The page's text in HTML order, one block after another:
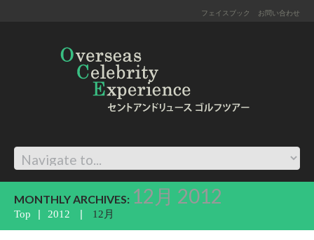
フェイスブック お問い合わせ
MONTHLY ARCHIVES: 12月 2012
Top 2012 12月